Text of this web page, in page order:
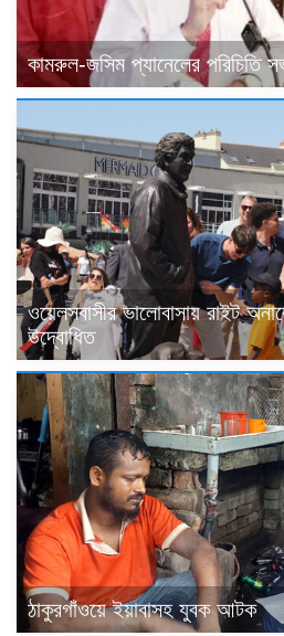
কামরুল-জসিম প্যানেলের পরিচিতি
ওয়েলসবাসীর ভালোবাসায় রাইট
উদ্বোধিত
ঠাকুরগাঁওয়ে ইয়াবাসহ যুবক আটক